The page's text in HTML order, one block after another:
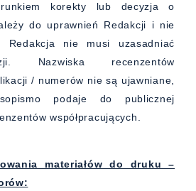
korekty lub decyzja o
do uprawnień Redakcji i nie
Redakcja nie musi uzasadniać
Nazwiska recenzentów
/ numerów nie są ujawniane,
podaje do publicznej
współpracujących.
materiałów do druku –